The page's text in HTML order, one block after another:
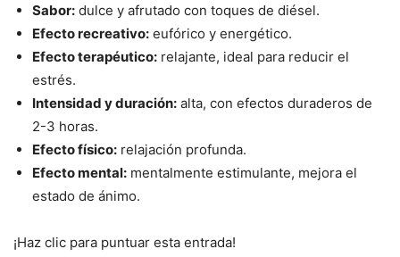
Sabor: dulce y afrutado con toques de diésel.
Efecto recreativo: eufórico y energético.
Efecto terapéutico: relajante, ideal para reducir el
estrés.
Intensidad y duración: alta, con efectos duraderos de
2-3 horas.
Efecto físico: relajación profunda.
Efecto mental: mentalmente estimulante, mejora el
estado de ánimo.
¡Haz clic para puntuar esta entrada!